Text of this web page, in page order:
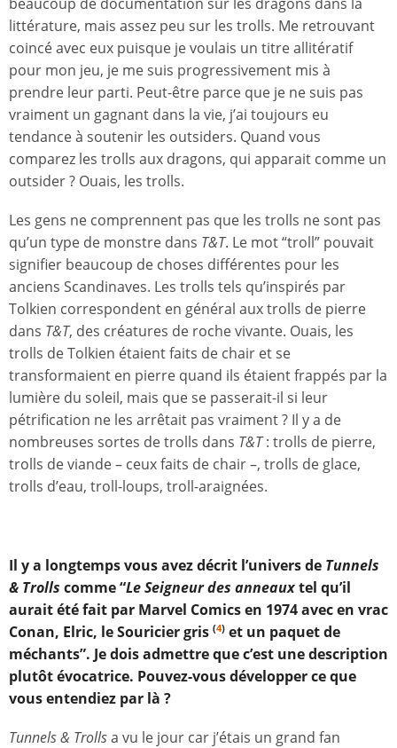
littérature, mais assez peu sur les trolls. Me retrouvant
coincé avec eux puisque je voulais un titre allitératif
pour mon jeu, je me suis progressivement mis à
prendre leur parti. Peut-être parce que je ne suis pas
vraiment un gagnant dans la vie, j’ai toujours eu
tendance à soutenir les outsiders. Quand vous
comparez les trolls aux dragons, qui apparait comme un
outsider ? Ouais, les trolls.
Les gens ne comprennent pas que les trolls ne sont pas
qu’un type de monstre dans T&T. Le mot “troll” pouvait
signifier beaucoup de choses différentes pour les
anciens Scandinaves. Les trolls tels qu’inspirés par
Tolkien correspondent en général aux trolls de pierre
dans T&T, des créatures de roche vivante. Ouais, les
trolls de Tolkien étaient faits de chair et se
transformaient en pierre quand ils étaient frappés par la
lumière du soleil, mais que se passerait-il si leur
pétrification ne les arrêtait pas vraiment ? Il y a de
nombreuses sortes de trolls dans T&T: trolls de pierre,
trolls de viande – ceux faits de chair –, trolls de glace,
trolls d’eau, troll-loups, troll-araignées.
Il y a longtemps vous avez décrit l’univers de Tunnels
& Trolls comme“Le Seigneur des anneauxtel qu’il
aurait été fait par Marvel Comics en 1974 avec en vrac
Conan, Elric, le Souricier gris (4) et un paquet de
méchants”. Je dois admettre que c’est une description
plutôt évocatrice. Pouvez-vous développer ce que
vous entendiez par là ?
Tunnels & Trollsa vu le jour car j’étais un grand fan